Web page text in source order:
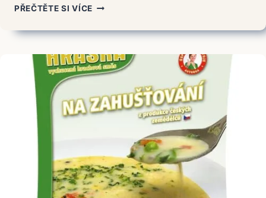
PŘEČTĚTE SI VÍCEHRAŠKA
–
A
RECEPTY